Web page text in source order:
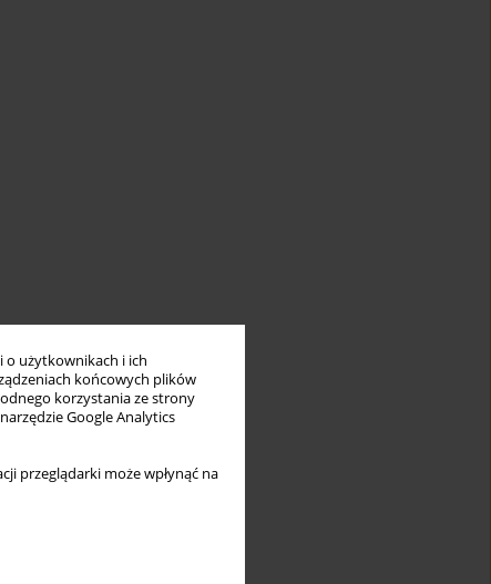
o użytkownikach i ich
końcowych plików
korzystania ze strony
Google Analytics
przeglądarki może wpłynąć na